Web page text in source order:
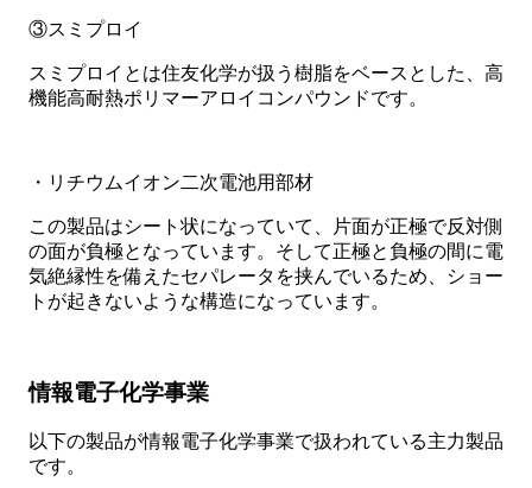
③スミプロイ
スミプロイとは住友化学が扱う樹脂をベースとした、高
機能高耐熱ポリマーアロイコンパウンドです。
・リチウムイオン二次電池用部材
この製品はシート状になっていて、片面が正極で反対側
の面が負極となっています。そして正極と負極の間に電
気絶縁性を備えたセパレータを挟んでいるため、ショー
トが起きないような構造になっています。
情報電子化学事業
以下の製品が情報電子化学事業で扱われている主力製品
です。